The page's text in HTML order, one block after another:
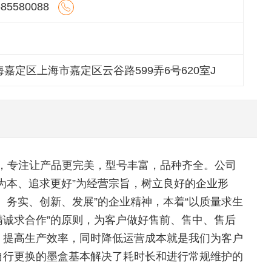
嘉定区上海市嘉定区云谷路599弄6号620室J
专注让产品更完美，型号丰富，品种齐全。公司
本、追求更好”为经营宗旨，树立良好的企业形
务实、创新、发展”的企业精神，本着“以质量求生
求合作”的原则，为客户做好售前、售中、售后
高生产效率，同时降低运营成本就是我们为客户
更换的墨盒基本解决了耗时长和进行常规维护的